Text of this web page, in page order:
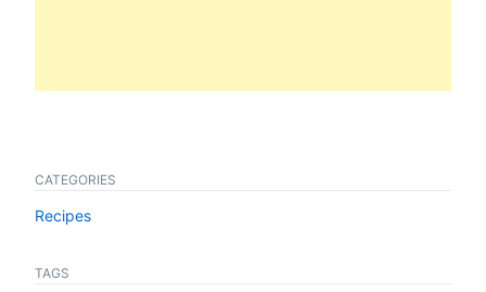
CATEGORIES
Recipes
TAGS